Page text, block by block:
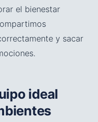
el bienestar
y sacar
ideal